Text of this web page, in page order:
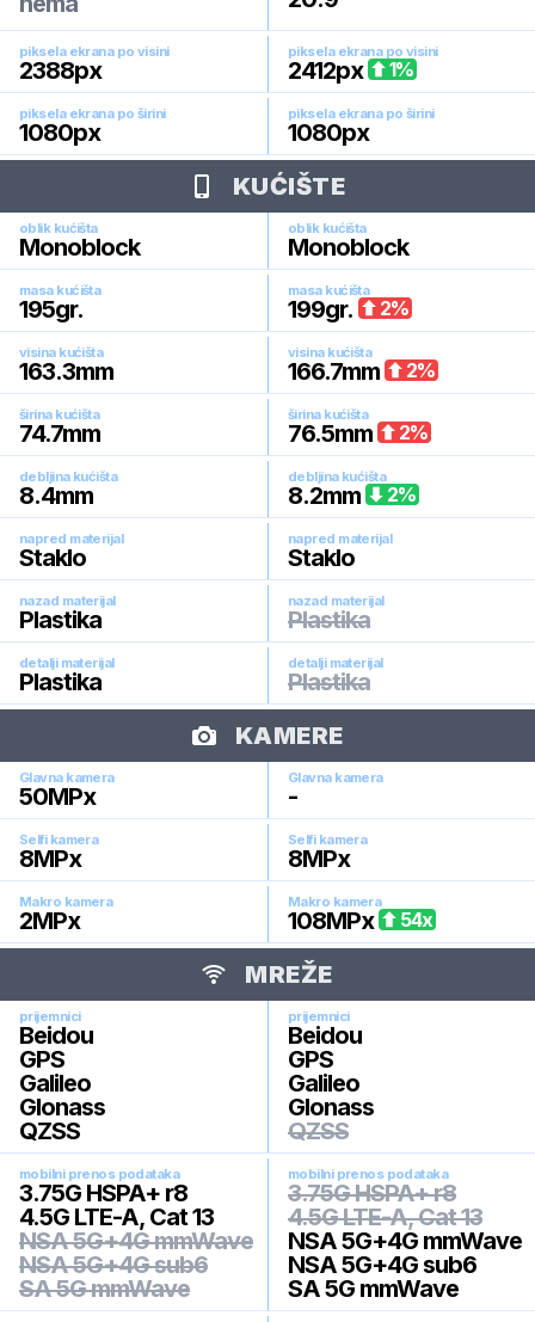
piksela ekrana po visini
2388px
piksela ekrana po visini
2412px 1%
piksela ekrana po širini
1080px
piksela ekrana po širini
1080px
KUĆIŠTE
oblik kućišta
Monoblock
oblik kućišta
Monoblock
masa kućišta
195gr.
masa kućišta
199gr. 2%
visina kućišta
163.3mm
visina kućišta
166.7mm 2%
širina kućišta
74.7mm
širina kućišta
76.5mm 2%
debljina kućišta
8.4mm
debljina kućišta
8.2mm 2%
napred materijal
Staklo
napred materijal
Staklo
nazad materijal
Plastika
nazad materijal
Plastika
detalji materijal
Plastika
detalji materijal
Plastika
KAMERE
Glavna kamera
50MPx
Glavna kamera
-
Selfi kamera
8MPx
Selfi kamera
8MPx
Makro kamera
2MPx
Makro kamera
108MPx 54x
MREŽE
prijemnici
Beidou
GPS
Galileo
Glonass
QZSS
prijemnici
Beidou
GPS
Galileo
Glonass
QZSS
mobilni prenos podataka
3.75G HSPA+ r8
4.5G LTE-A, Cat 13
NSA 5G+4G mmWave
NSA 5G+4G sub6
SA 5G mmWave
mobilni prenos podataka
3.75G HSPA+ r8
4.5G LTE-A, Cat 13
NSA 5G+4G mmWave
NSA 5G+4G sub6
SA 5G mmWave